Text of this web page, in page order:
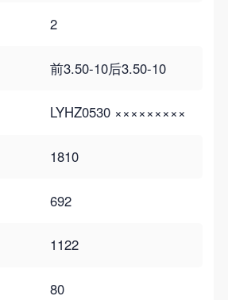
2
前3.50-10后3.50-10
LYHZ0530 ×××××××××
1810
692
1122
80